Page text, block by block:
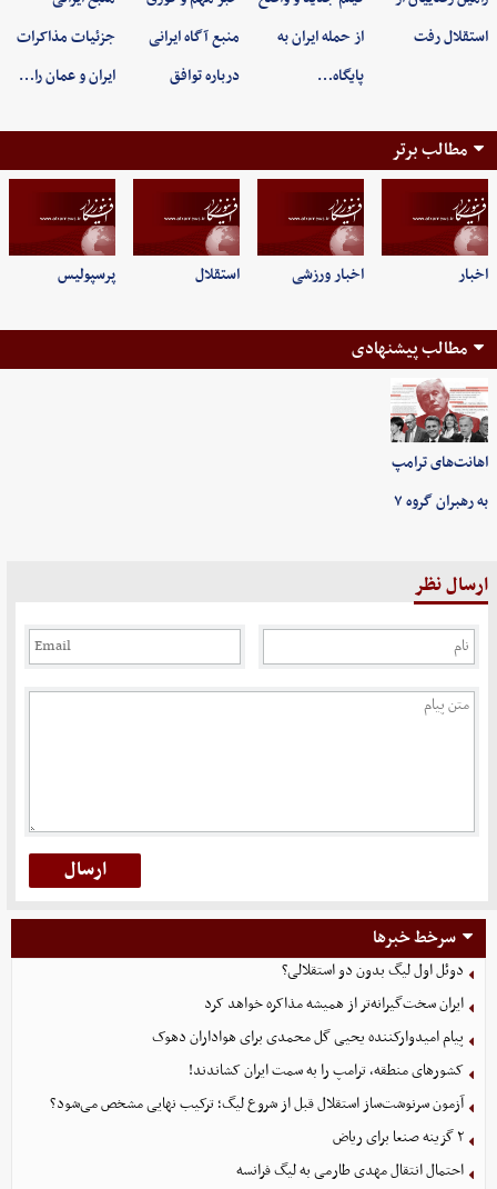
استقلال رفت
از حمله ایران به
پایگاه…
منبع آگاه ایرانی
درباره توافق
جزئیات مذاکرات
ایران و عمان را…
مطالب برتر
اخبار اخبار ورزشی استقلال پرسپولیس
مطالب پیشنهادی
اهانت‌های ترامپ
به رهبران گروه ۷
ارسال نظر
سرخط خبرها
دوئل اول لیگ بدون دو استقلالی؟
ایران سخت‌گیرانه‌تر از همیشه مذاکره خواهد کرد
پیام امیدوارکننده یحیی گل محمدی برای هواداران دهوک
کشورهای منطقه، ترامپ را به سمت ایران کشاندند!
آزمون سرنوشت‌ساز استقلال قبل از شروع لیگ؛ ترکیب نهایی مشخص می‌شود؟
۲ گزینه صنعا برای ریاض
احتمال انتقال مهدی طارمی به لیگ فرانسه